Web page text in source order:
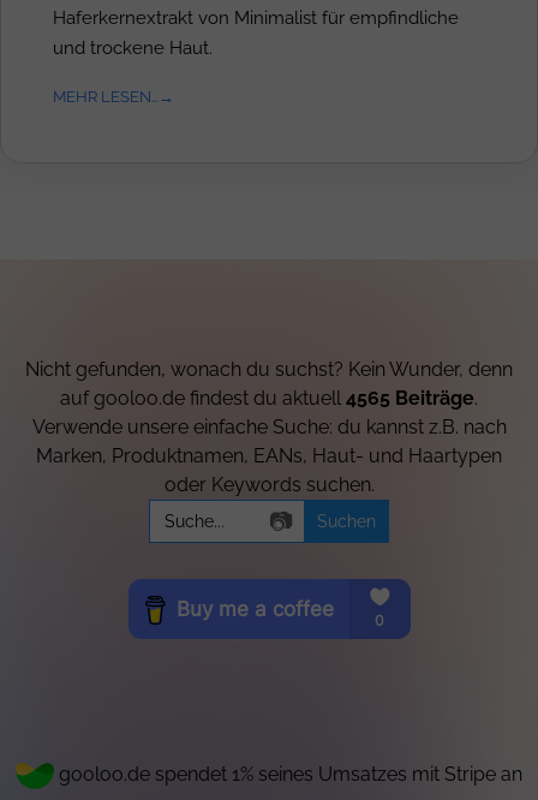
Haferkernextrakt von Minimalist für empfindliche
und trockene Haut.
MEHR LESEN...
Nicht gefunden, wonach du suchst? Kein Wunder, denn
auf gooloo.de findest du aktuell 4565 Beiträge.
Verwende unsere einfache Suche: du kannst z.B. nach
Marken, Produktnamen, EANs, Haut- und Haartypen
oder Keywords suchen.
Search
for:
📷
gooloo.de spendet 1% seines Umsatzes mit Stripe an